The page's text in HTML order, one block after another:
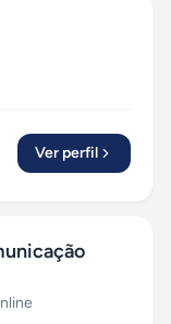
Ver perfil